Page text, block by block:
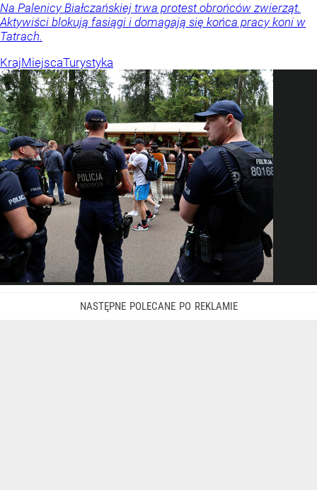
Na Palenicy Białczańskiej trwa protest obrońców zwierząt.
Aktywiści blokują fasiągi i domagają się końca pracy koni w
Tatrach.
KrajMiejscaTurystyka